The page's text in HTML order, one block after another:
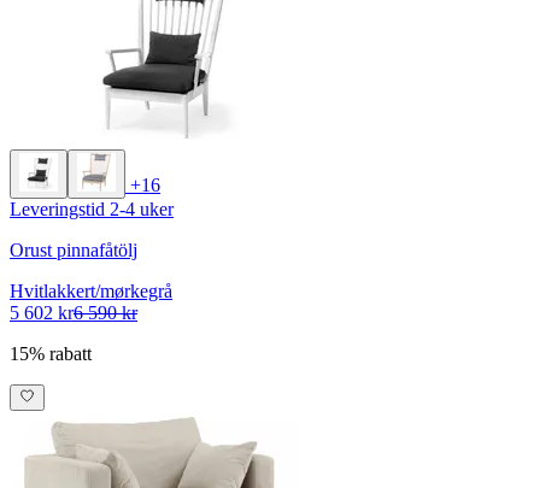
+16
Leveringstid 2-4 uker
Orust pinnafåtölj
Hvitlakkert/mørkegrå
5 602 kr6 590 kr
15% rabatt